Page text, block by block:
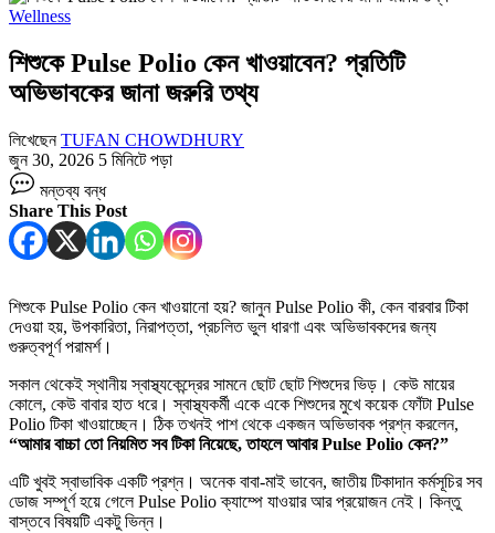
Wellness
শিশুকে Pulse Polio কেন খাওয়াবেন? প্রতিটি
অভিভাবকের জানা জরুরি তথ্য
লিখেছেনTUFAN CHOWDHURY
জুন 30, 2026 5 মিনিটে পড়া
Pulse
Polio
কেন
খাওয়াবেন?
অভিভাবকের
জানা
জরুরি
তথ্য
তে
মন্তব্য বন্ধ
Share This Post
শিশুকে Pulse Polio কেন খাওয়ানো হয়? জানুন Pulse Polio কী, কেন বারবার টিকা
দেওয়া হয়, উপকারিতা, নিরাপত্তা, প্রচলিত ভুল ধারণা এবং অভিভাবকদের জন্য
গুরুত্বপূর্ণ পরামর্শ।
সকাল থেকেই স্থানীয় স্বাস্থ্যকেন্দ্রের সামনে ছোট ছোট শিশুদের ভিড়। কেউ মায়ের
কোলে, কেউ বাবার হাত ধরে। স্বাস্থ্যকর্মী একে একে শিশুদের মুখে কয়েক ফোঁটা Pulse
Polio টিকা খাওয়াচ্ছেন। ঠিক তখনই পাশ থেকে একজন অভিভাবক প্রশ্ন করলেন,
“আমার বাচ্চা তো নিয়মিত সব টিকা নিয়েছে, তাহলে আবার Pulse Polio কেন?”
এটি খুবই স্বাভাবিক একটি প্রশ্ন। অনেক বাবা-মাই ভাবেন, জাতীয় টিকাদান কর্মসূচির সব
ডোজ সম্পূর্ণ হয়ে গেলে Pulse Polio ক্যাম্পে যাওয়ার আর প্রয়োজন নেই। কিন্তু
বাস্তবে বিষয়টি একটু ভিন্ন।